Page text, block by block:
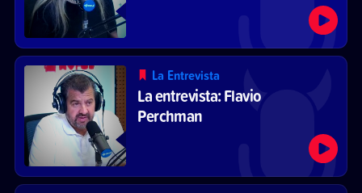
La Entrevista
La entrevista: Flavio
Perchman